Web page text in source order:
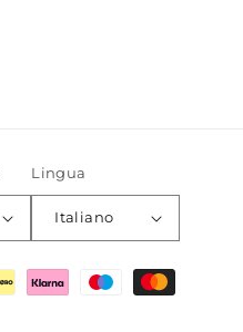
Lingua
Italiano